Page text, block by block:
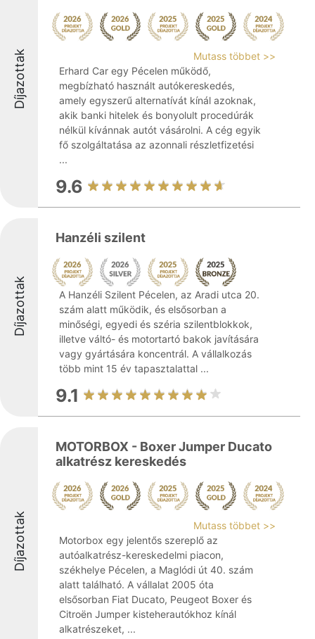
Díjazottak
Mutass többet >>
Erhard Car egy Pécelen működő,
megbízható használt autókereskedés,
amely egyszerű alternatívát kínál azoknak,
akik banki hitelek és bonyolult procedúrák
nélkül kívánnak autót vásárolni. A cég egyik
fő szolgáltatása az azonnali részletfizetési
...
9.6
Díjazottak
Hanzéli szilent
A Hanzéli Szilent Pécelen, az Aradi utca 20.
szám alatt működik, és elsősorban a
minőségi, egyedi és széria szilentblokkok,
illetve váltó- és motortartó bakok javítására
vagy gyártására koncentrál. A vállalkozás
több mint 15 év tapasztalattal ...
9.1
Díjazottak
MOTORBOX - Boxer Jumper Ducato
alkatrész kereskedés
Mutass többet >>
Motorbox egy jelentős szereplő az
autóalkatrész-kereskedelmi piacon,
székhelye Pécelen, a Maglódi út 40. szám
alatt található. A vállalat 2005 óta
elsősorban Fiat Ducato, Peugeot Boxer és
Citroën Jumper kisteherautókhoz kínál
alkatrészeket, ...